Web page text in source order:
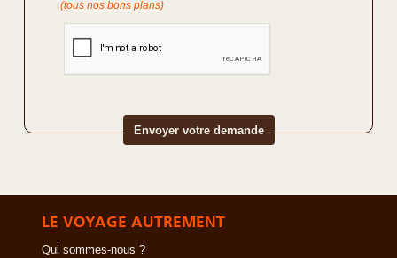
(tous nos bons plans)
LE VOYAGE AUTREMENT
Qui sommes-nous ?